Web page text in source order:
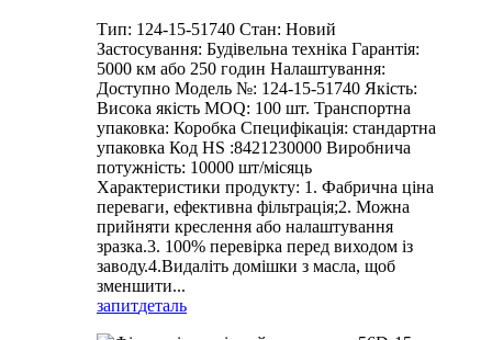
Тип: 124-15-51740 Стан: Новий
Застосування: Будівельна техніка Гарантія:
5000 км або 250 годин Налаштування:
Доступно Модель №: 124-15-51740 Якість:
Висока якість MOQ: 100 шт. Транспортна
упаковка: Коробка Специфікація: стандартна
упаковка Код HS :8421230000 Виробнича
потужність: 10000 шт/місяць
Характеристики продукту: 1. Фабрична ціна
переваги, ефективна фільтрація;2. Можна
прийняти креслення або налаштування
зразка.3. 100% перевірка перед виходом із
заводу.4.Видаліть домішки з масла, щоб
зменшити...
запитдеталь